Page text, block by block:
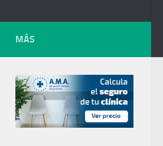
MÁS